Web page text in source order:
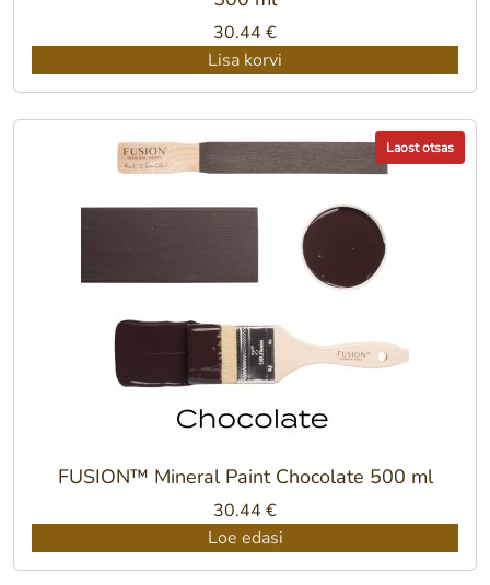
30.44 €
Lisa korvi
Laost otsas
FUSION™ Mineral Paint Chocolate 500 ml
30.44 €
Loe edasi